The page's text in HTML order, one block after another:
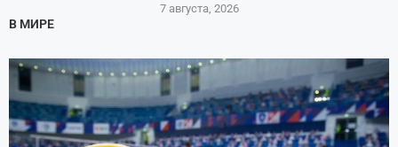
7 августа, 2026
В МИРЕ